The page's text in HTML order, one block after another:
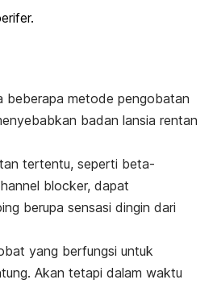
beberapa metode pengobatan
badan lansia rentan
tertentu, seperti beta-
blocker, dapat
berupa sensasi dingin dari
yang berfungsi untuk
Akan tetapi dalam waktu